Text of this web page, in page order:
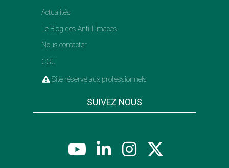
Actualités
Le Blog des Anti-Limaces
Nous contacter
CGU
Site réservé aux professionnels
SUIVEZ NOUS